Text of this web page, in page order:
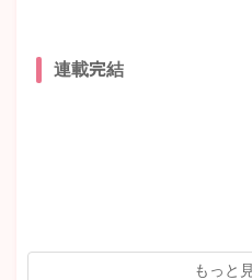
連載完結
もっと